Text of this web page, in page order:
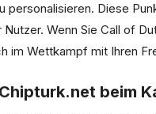
personalisieren. Diese
Wenn Sie Call of
im Wettkampf mit Ihren
beim